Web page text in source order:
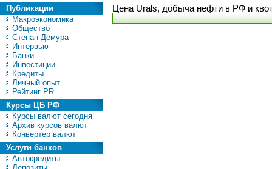
Публикации
Макроэкономика
Общество
Степан Демура
Интервью
Банки
Инвестиции
Кредиты
Личный опыт
Рейтинг PR
Курсы ЦБ РФ
Курсы валют сегодня
Архив курсов валют
Конвертер валют
Услуги банков
Автокредиты
Цена Urals, добыча нефти в РФ и